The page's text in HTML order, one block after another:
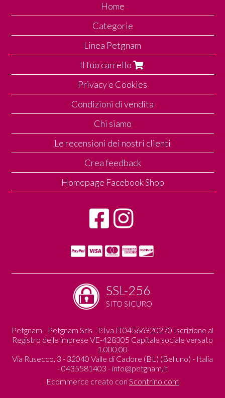
Home
Categorie
Linea Petgnam
Il tuo carrello
Privacy e Cookies
Condizioni di vendita
Chi siamo
Le recensioni dei nostri clienti
Crea feedback
Homepage Facebook Shop
SSL-256
SITO SICURO
Petgnam - Petgnam Srls - P.Iva IT04566920270 Iscrizione al
Registro delle imprese VE-428305 Capitale sociale versato
1.000,00
Via Rusecco, 3 - 32040 Valle di Cadore (BL) (Belluno) - Italia
- 0435581403 - info@petgnam.it
Ecommerce creato con Scontrino.com